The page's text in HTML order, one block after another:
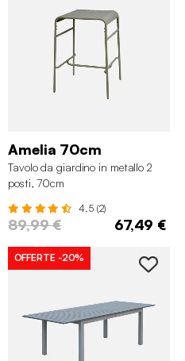
Amelia 70cm
Tavolo da giardino in metallo 2
posti, 70cm
4.5 (2)
89,99 € 67,49 €
OFFERTE -20%